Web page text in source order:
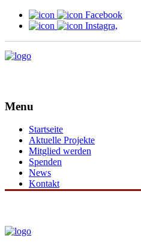
Facebook
Instagra,
Menu
Startseite
Aktuelle Projekte
Mitglied werden
Spenden
News
Kontakt